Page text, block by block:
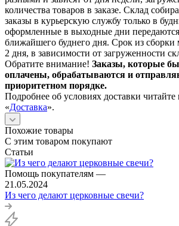
количества товаров в заказе. Склад
заказы в курьерскую службу только в
оформленные в выходные дни передаются
ближайшего буднего дня. Срок из сборки
2 дня, в зависимости от загруженности
Обратите внимание! Заказы, которые
оплачены, обрабатываются и
приоритетном порядке.
Подробнее об условиях доставки читайте
«Доставка».
Похожие товары
С этим товаром покупают
Статьи
Помощь покупателям —
21.05.2024
Из чего делают церковные свечи?